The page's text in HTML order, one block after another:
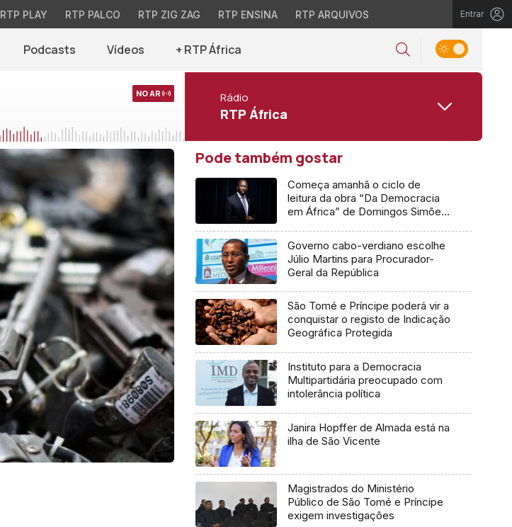
RTP PLAY RTP PALCO RTP ZIG ZAG RTP ENSINA RTP ARQUIVOS Entrar
Podcasts Vídeos + RTP África
NO AR Rádio
RTP África
Pode também gostar
Começa amanhã o ciclo de
leitura da obra “Da Democracia
em África” de Domingos Simões
Governo cabo-verdiano escolhe
Júlio Martins para Procurador-
Geral da República
São Tomé e Príncipe poderá vir a
conquistar o registo de Indicação
Geográfica Protegida
Instituto para a Democracia
Multipartidária preocupado com
intolerância política
Janira Hopffer de Almada está na
ilha de São Vicente
Magistrados do Ministério
Público de São Tomé e Príncipe
exigem investigações